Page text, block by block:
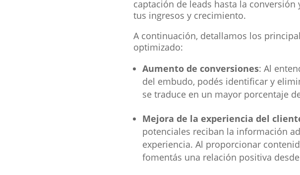
captación de leads hasta la
tus ingresos y crecimiento.
A continuación, detallamos los
optimizado:
Aumento de conversiones: Al
del embudo, podés identificar y
se traduce en un mayor porcentaje
Mejora de la experiencia del
potenciales reciban la información
experiencia. Al proporcionar
fomentás una relación positiva